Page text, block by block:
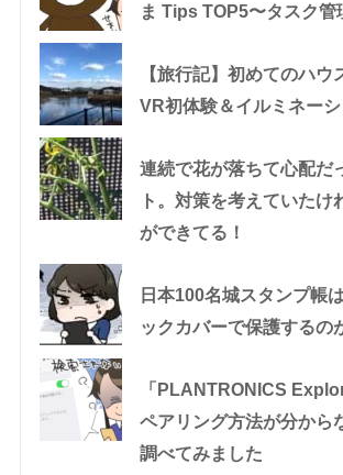
ま Tips TOP5〜タスク
【旅行記】初めてのハウ
VR初体験＆イルミネー
連続で花が落ちて心配だ
ト。対策を考えていたけ
ができてる！
日本100名城スタンプ帳
ックカバーで保護するの
「PLANTRONICS
ペアリング方法が分から
調べてみました